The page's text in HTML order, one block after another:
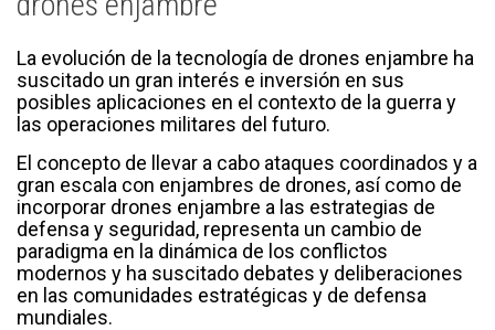
La evolución de la tecnología de drones enjambre ha
suscitado un gran interés e inversión en sus
posibles aplicaciones en el contexto de la guerra y
las operaciones militares del futuro.
El concepto de llevar a cabo ataques coordinados y a
gran escala con enjambres de drones, así como de
incorporar drones enjambre a las estrategias de
defensa y seguridad, representa un cambio de
paradigma en la dinámica de los conflictos
modernos y ha suscitado debates y deliberaciones
en las comunidades estratégicas y de defensa
mundiales.